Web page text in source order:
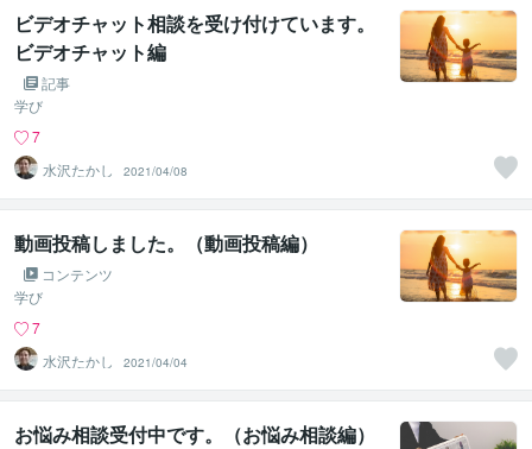
ビデオチャット相談を受け付けています。
ビデオチャット編
記事
学び
7
水沢たかし
2021/04/08
動画投稿しました。（動画投稿編）
コンテンツ
学び
7
水沢たかし
2021/04/04
お悩み相談受付中です。（お悩み相談編）